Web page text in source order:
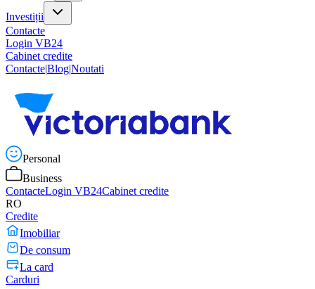
Investiții
Contacte
Login VB24
Cabinet credite
Contacte|Blog|Noutati
Personal
Business
ContacteLogin VB24Cabinet credite
RO
Credite
Imobiliar
De consum
La card
Carduri